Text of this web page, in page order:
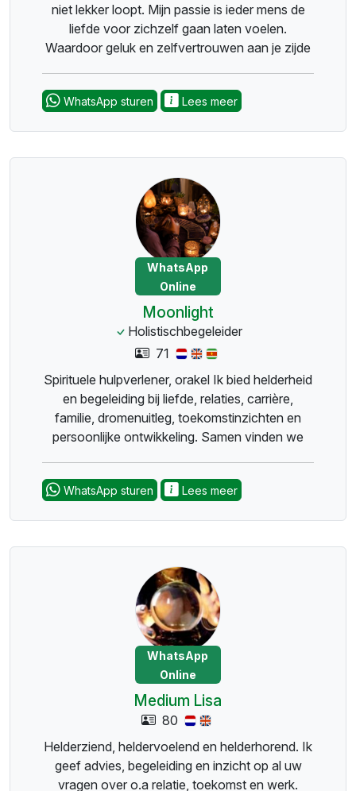
niet lekker loopt. Mijn passie is ieder mens de
liefde voor zichzelf gaan laten voelen.
Waardoor geluk en zelfvertrouwen aan je zijde
WhatsApp sturen Lees meer
WhatsApp
Online
Moonlight
Holistischbegeleider
71
Spirituele hulpverlener, orakel Ik bied helderheid
en begeleiding bij liefde, relaties, carrière,
familie, dromenuitleg, toekomstinzichten en
persoonlijke ontwikkeling. Samen vinden we
Spiritual guide, oracle I provide clarity and
personal growth. Together, we uncover
answers and direction so you can make
confident choices.
WhatsApp sturen Lees meer
WhatsApp
Online
Medium Lisa
80
Helderziend, heldervoelend en helderhorend. Ik
geef advies, begeleiding en inzicht op al uw
vragen over o.a relatie, toekomst en werk.